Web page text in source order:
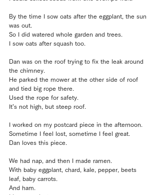
By the time I sow oats after the eggplant, the sun
was out.
So I did watered whole garden and trees.
I sow oats after squash too.
Dan was on the roof trying to fix the leak around
the chimney.
He parked the mower at the other side of roof
and tied big rope there.
Used the rope for safety.
It’s not high, but steep roof.
I worked on my postcard piece in the afternoon.
Sometime I feel lost, sometime I feel great.
Dan loves this piece.
We had nap, and then I made ramen.
With baby eggplant, chard, kale, pepper, beets
leaf, baby carrots.
And ham.